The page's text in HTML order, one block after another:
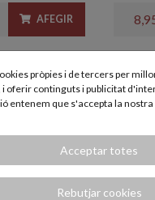
AFEGIR
pròpies i de tercers per
i oferir continguts i publicitat
entenem que s'accepta la nostra
Acceptar totes
Rebutjar cookies